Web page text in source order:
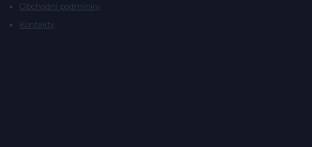
Obchodní podmínky
Kontakty